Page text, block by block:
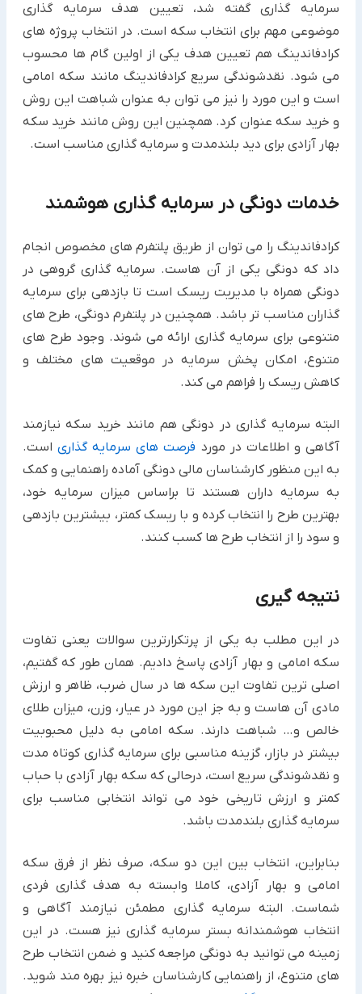
سرمایه گذاری گفته شد، تعیین هدف سرمایه گذاری
موضوعی مهم برای انتخاب سکه است. در انتخاب پروژه های
کرادفاندینگ هم تعیین هدف یکی از اولین گام ها محسوب
می شود. نقدشوندگی سریع کرادفاندینگ مانند سکه امامی
است و این مورد را نیز می توان به عنوان شباهت این روش
و خرید سکه عنوان کرد. همچنین این روش مانند خرید سکه
بهار آزادی برای دید بلندمدت و سرمایه گذاری مناسب است.
خدمات دونگی در سرمایه گذاری هوشمند
کرادفاندینگ را می توان از طریق پلتفرم های مخصوص انجام
داد که دونگی یکی از آن هاست. سرمایه گذاری گروهی در
دونگی همراه با مدیریت ریسک است تا بازدهی برای سرمایه
گذاران مناسب تر باشد. همچنین در پلتفرم دونگی، طرح های
متنوعی برای سرمایه گذاری ارائه می شوند. وجود طرح های
متنوع، امکان پخش سرمایه در موقعیت های مختلف و
کاهش ریسک را فراهم می کند.
البته سرمایه گذاری در دونگی هم مانند خرید سکه نیازمند
آگاهی و اطلاعات در مورد فرصت های سرمایه گذاریاست.
به این منظور کارشناسان مالی دونگی آماده راهنمایی و کمک
به سرمایه داران هستند تا براساس میزان سرمایه خود،
بهترین طرح را انتخاب کرده و با ریسک کمتر، بیشترین بازدهی
و سود را از انتخاب طرح ها کسب کنند.
نتیجه گیری
در این مطلب به یکی از پرتکرارترین سوالات یعنی تفاوت
سکه امامی و بهار آزادی پاسخ دادیم. همان طور که گفتیم،
اصلی ترین تفاوت این سکه ها در سال ضرب، ظاهر و ارزش
مادی آن هاست و به جز این مورد در عیار، وزن، میزان طلای
خالص و… شباهت دارند. سکه امامی به دلیل محبوبیت
بیشتر در بازار، گزینه مناسبی برای سرمایه گذاری کوتاه مدت
و نقدشوندگی سریع است، درحالی که سکه بهار آزادی با حباب
کمتر و ارزش تاریخی خود می تواند انتخابی مناسب برای
سرمایه گذاری بلندمدت باشد.
بنابراین، انتخاب بین این دو سکه، صرف نظر از فرق سکه
امامی و بهار آزادی، کاملا وابسته به هدف گذاری فردی
شماست. البته سرمایه گذاری مطمئن نیازمند آگاهی و
انتخاب هوشمندانه بستر سرمایه گذاری نیز هست. در این
زمینه می توانید به دونگی مراجعه کنید و ضمن انتخاب طرح
های متنوع، از راهنمایی کارشناسان خبره نیز بهره مند شوید.